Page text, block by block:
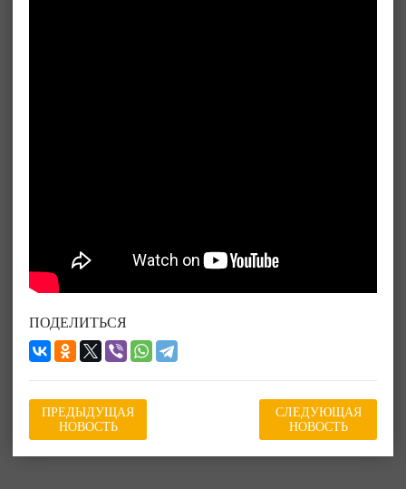
ПОДЕЛИТЬСЯ
ПРЕДЫДУЩАЯ
НОВОСТЬ
СЛЕДУЮЩАЯ
НОВОСТЬ